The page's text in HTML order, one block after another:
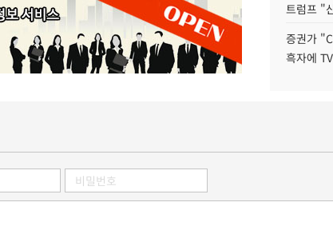
트럼프 "
증권가
흑자에